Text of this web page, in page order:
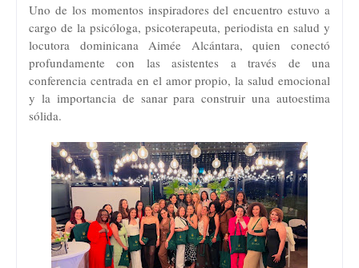
Uno de los momentos inspiradores del encuentro estuvo a
cargo de la psicóloga, psicoterapeuta, periodista en salud y
locutora dominicana Aimée Alcántara, quien conectó
profundamente con las asistentes a través de una
conferencia centrada en el amor propio, la salud emocional
y la importancia de sanar para construir una autoestima
sólida.